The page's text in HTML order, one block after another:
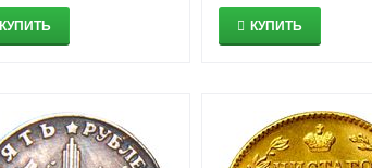
КУПИТЬ КУПИТЬ